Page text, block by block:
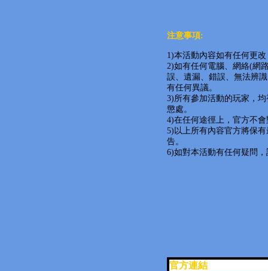
注意事項:
1)本活動內容如有任何更
2)如有任何電腦、網絡(網
誤、遺漏、錯誤、無法辨
有任何異議。
3)所有參加活動的玩家，
懲處。
4)在任何途徑上，官方不
5)以上所有內容官方將保
告。
6)如對本活動有任何疑問
官方連結